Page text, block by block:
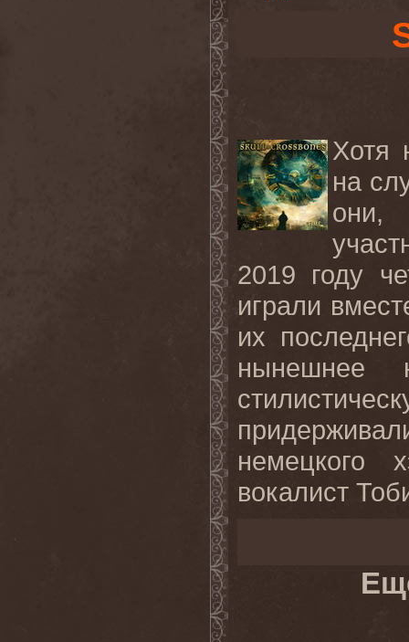
Хотя
на
они,
2019 году
играли
их
нынешнее
немецкого
вокалист